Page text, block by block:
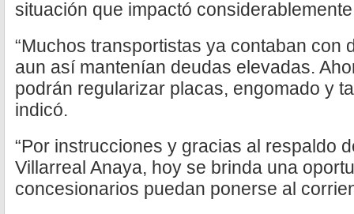
situación que impactó
“Muchos transportistas ya contaban con
aun así mantenían deudas elevadas.
podrán regularizar placas, engomado y
indicó.
“Por instrucciones y gracias al respaldo
Villarreal Anaya, hoy se brinda una
concesionarios puedan ponerse al